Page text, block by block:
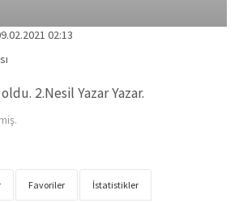
02:13
2.Nesil Yazar Yazar.
Favoriler İstatistikler